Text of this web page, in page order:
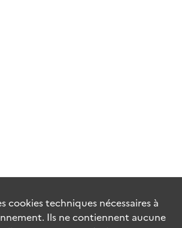
cookiestechniques nécessaires à
Ils ne contiennent aucune